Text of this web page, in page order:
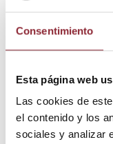
Consentimiento
Esta página web
Las cookies de
el contenido y los
sociales y analizar
tamaño